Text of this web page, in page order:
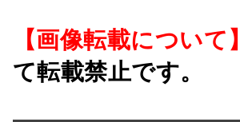
【画像転載について】
て転載禁止です。